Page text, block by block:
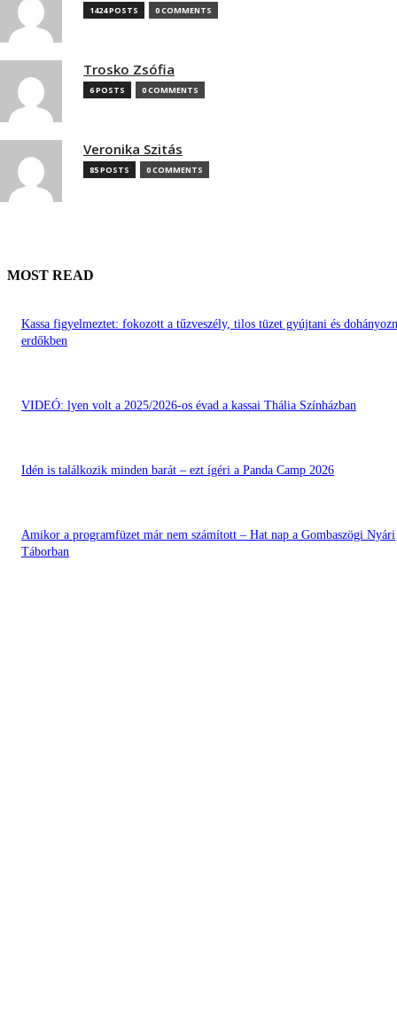
1424 POSTS 0 COMMENTS
Trosko Zsófia
6 POSTS 0 COMMENTS
Veronika Szitás
85 POSTS 0 COMMENTS
MOST READ
Kassa figyelmeztet: fokozott a tűzveszély, tilos tüzet gyújtani és
erdőkben
VIDEÓ: lyen volt a 2025/2026-os évad a kassai Thália Színházban
Idén is találkozik minden barát – ezt ígéri a Panda Camp 2026
Amikor a programfüzet már nem számított – Hat nap a Gombaszögi Nyári
Táborban